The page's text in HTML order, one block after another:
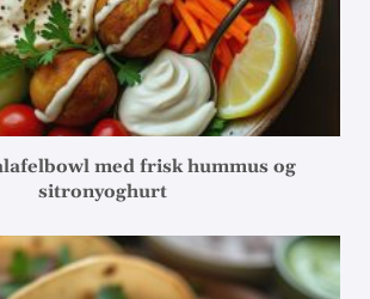
med frisk hummus og
sitronyoghurt